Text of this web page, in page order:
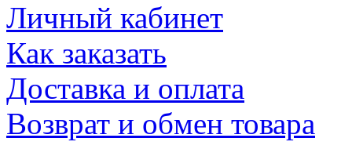
Личный кабинет
Как заказать
Доставка и оплата
Возврат и обмен товара